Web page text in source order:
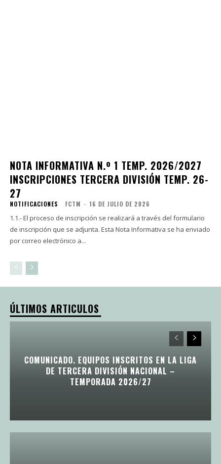
NOTA INFORMATIVA N.º 1 TEMP. 2026/2027
INSCRIPCIONES TERCERA DIVISIÓN TEMP. 26-
27
NOTIFICACIONES FCTM - 16 DE JULIO DE 2026
1.1.- El proceso de inscripción se realizará a través del formulario
de inscripción que se adjunta. Esta Nota Informativa se ha enviado
por correo electrónico a...
ÚLTIMOS ARTICULOS
COMUNICADO. EQUIPOS INSCRITOS EN LA LIGA
DE TERCERA DIVISIÓN NACIONAL –
TEMPORADA 2026/27